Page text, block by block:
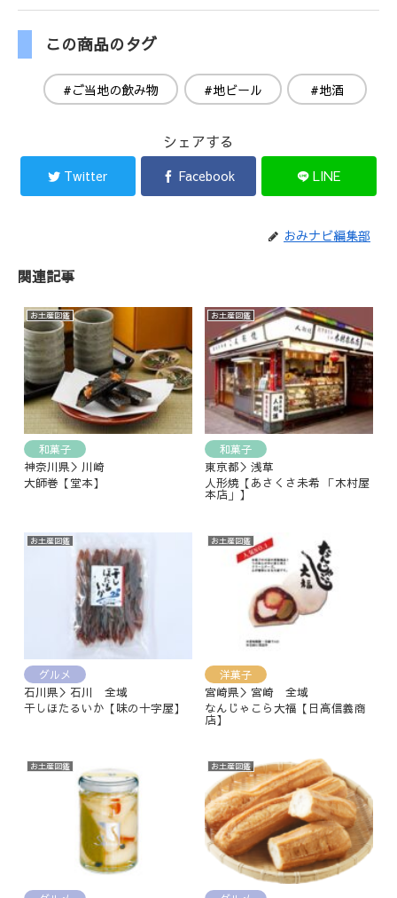
この商品のタグ
#ご当地の飲み物 #地ビール #地酒
シェアする
Twitter Facebook LINE
おみナビ編集部
関連記事
お土産図鑑
和菓子
神奈川県＞川崎
大師巻【堂本】
お土産図鑑
和菓子
東京都＞浅草
人形焼【あさくさ未希 「木村屋
本店」】
お土産図鑑
グルメ
石川県＞石川 全域
干しほたるいか【味の十字屋】
お土産図鑑
洋菓子
宮崎県＞宮崎 全域
なんじゃこら大福【日高信義商
店】
お土産図鑑 お土産図鑑